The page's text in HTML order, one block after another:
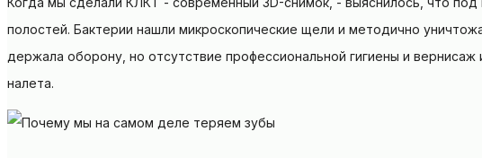
полостей. Бактерии нашли микроскопические щели и методично
держала оборону, но отсутствие профессиональной гигиены и
налета.